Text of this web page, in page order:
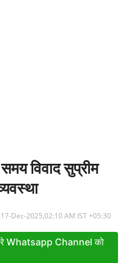
समय विवाद सुप्रीम
Dec-2025,02:10 AM IST +05:30
Whatsapp Channel को